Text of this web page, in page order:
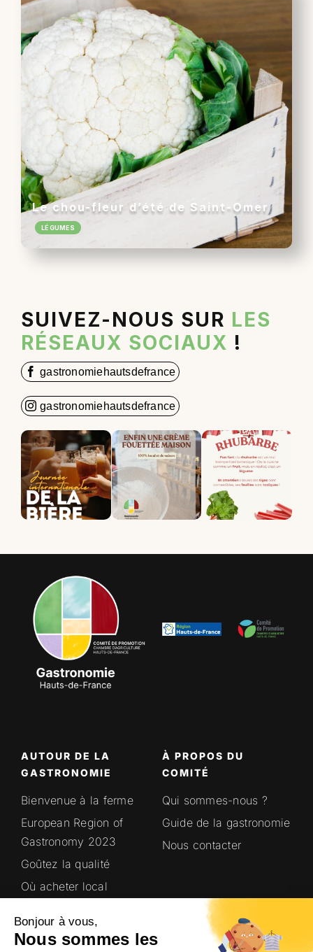
Bonjour à vous,
Nous sommes les
Le chou-fleur d’été de Saint-Omer
LÉGUMES
SUIVEZ-NOUS SUR LES
RÉSEAUX SOCIAUX !
AUTOUR DE LA
GASTRONOMIE
Bienvenue à la ferme
European Region of
Gastronomy 2023
Goûtez la qualité
Où acheter local
Terroirs Hauts-de-
À PROPOS DU
COMITÉ
Qui sommes-nous ?
Guide de la gastronomie
Nous contacter